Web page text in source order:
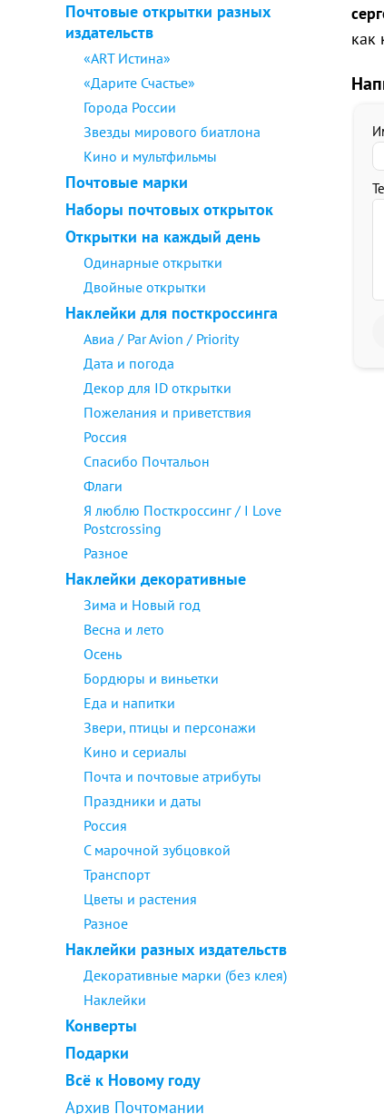
Почтовые открытки разных
издательств
«ART Истина»
«Дарите Счастье»
Города России
Звезды мирового биатлона
Кино и мультфильмы
Почтовые марки
Наборы почтовых открыток
Открытки на каждый день
Одинарные открытки
Двойные открытки
Наклейки для посткроссинга
Авиа / Par Avion / Priority
Дата и погода
Декор для ID открытки
Пожелания и приветствия
Россия
Спасибо Почтальон
Флаги
Я люблю Посткроссинг / I Love
Postcrossing
Разное
Наклейки декоративные
Зима и Новый год
Весна и лето
Осень
Бордюры и виньетки
Еда и напитки
Звери, птицы и персонажи
Кино и сериалы
Почта и почтовые атрибуты
Праздники и даты
Россия
С марочной зубцовкой
Транспорт
Цветы и растения
Разное
Наклейки разных издательств
Декоративные марки (без клея)
Наклейки
Конверты
Подарки
Всё к Новому году
Архив Почтомании
как